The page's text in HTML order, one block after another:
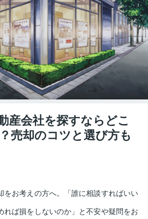
産会社を探すならどこ
売却のコツと選び方も
をお考えの方へ。「誰に相談すればいい
れば損をしないのか」と不安や疑問をお